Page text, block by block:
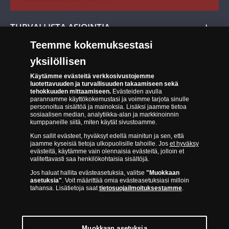
Evästeet Suomen Monetan verkkokaupassa
Tuotteiden toimittaminen
Palautusoikeus
Tee peruutusilmoitus
Saavutettavuusseloste
TURVALLISTA ASIOINTIA
Turvallinen kumppani
Aitous- ja laatutakuu
14 päivän palautusoikeus
johtaville rahapajoille ja keskuspankeille, kuten Norjan rahapaja,
Britannian kuninkaallinen rahapaja, Ranskan rahapaja, Kanadan
kuninkaallinen rahapaja, Australian kuninkaallinen rahapaja, Etelä-
Teemme kokemuksestasi
yksilöllisen
Käytämme evästeitä verkkosivustojemme
luotettavuuden ja turvallisuuden takaamiseen sekä
tehokkuuden mittaamiseen.Evästeiden avulla
parannamme käyttökokemustasi ja voimme tarjota sinulle
personoitua sisältöä ja mainoksia. Lisäksi jaamme tietoa
sosiaalisen median, analytiikka-alan ja markkinoinnin
kumppaneille siitä, miten käytät sivustoamme.
Kun sallit evästeet, hyväksyt edellä mainitun ja sen, että
jaamme kyseisiä tietoja ulkopuolisille tahoille. Jos et hyväksy
evästeitä, käytämme vain olennaisia evästeitä, jolloin et
valitettavasti saa henkilökohtaisia sisältöjä.
Jos haluat hallita evästeasetuksia, valitse "Muokkaan
asetuksia". Voit määrittää omia evästeasetuksiasi milloin
tahansa. Lisätietoja saattietosuojailmoituksestamme.